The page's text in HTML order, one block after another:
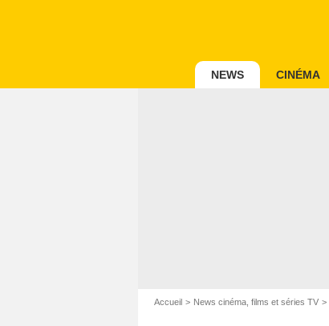
NEWS CINÉMA
Accueil News cinéma, films et séries TV